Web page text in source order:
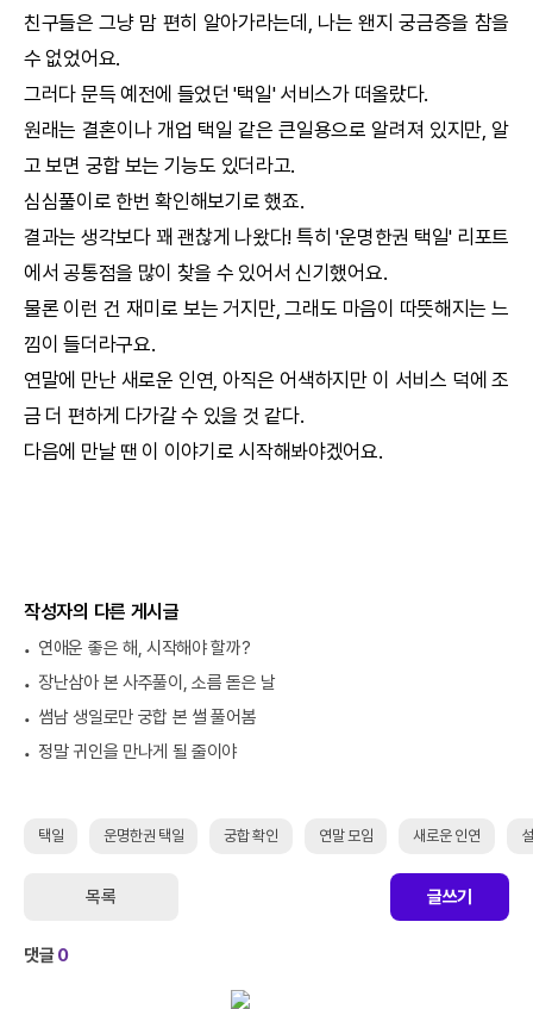
친구들은 그냥 맘 편히 알아가라는데, 나는 왠지 궁금증을 참을
수 없었어요.
그러다 문득 예전에 들었던 '택일' 서비스가 떠올랐다.
원래는 결혼이나 개업 택일 같은 큰일용으로 알려져 있지만, 알
고 보면 궁합보는 기능도 있더라고.
심심풀이로 한번 확인해보기로 했죠.
결과는 생각보다 꽤 괜찮게 나왔다! 특히 '운명한권 택일' 리포트
에서 공통점을 많이 찾을 수 있어서 신기했어요.
물론 이런 건 재미로 보는 거지만, 그래도 마음이 따뜻해지는 느
낌이 들더라구요.
연말에 만난 새로운 인연, 아직은 어색하지만 이 서비스 덕에 조
금 더 편하게 다가갈 수 있을 것 같다.
다음에 만날 땐 이 이야기로 시작해봐야겠어요.
작성자의 다른 게시글
연애운 좋은 해, 시작해야 할까?
장난삼아 본 사주풀이, 소름 돋은 날
썸남 생일로만 궁합 본 썰 풀어봄
정말 귀인을 만나게 될 줄이야
택일 운명한권 택일 궁합 확인 연말 모임 새로운 인연
목록 글쓰기
댓글0